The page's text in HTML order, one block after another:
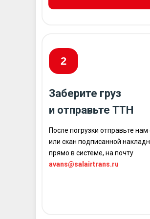
Заберите груз
и отправьте ТТН
После погрузки отправьте
или скан подписанной
прямо в системе, на почту
avans@salairtrans.ru
2